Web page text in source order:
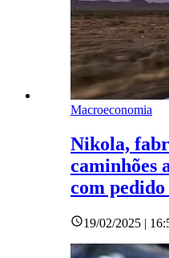
Macroeconomia
Nikola,
caminhões
com
19/02/2025 |